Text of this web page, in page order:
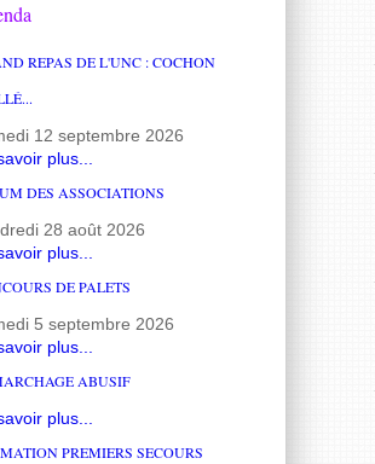
REPAS DE L'UNC : COCHON
12 septembre 2026
plus...
DES ASSOCIATIONS
28 août 2026
plus...
DE PALETS
5 septembre 2026
plus...
ABUSIF
plus...
PREMIERS SECOURS